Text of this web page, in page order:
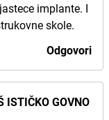
implante. I
skole.
Odgovori
ISTIČKO GOVNO